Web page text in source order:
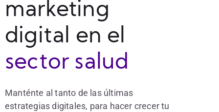
marketing
digital en el
sector salud
Manténte al tanto de las últimas
estrategias digitales, para hacer crecer tu